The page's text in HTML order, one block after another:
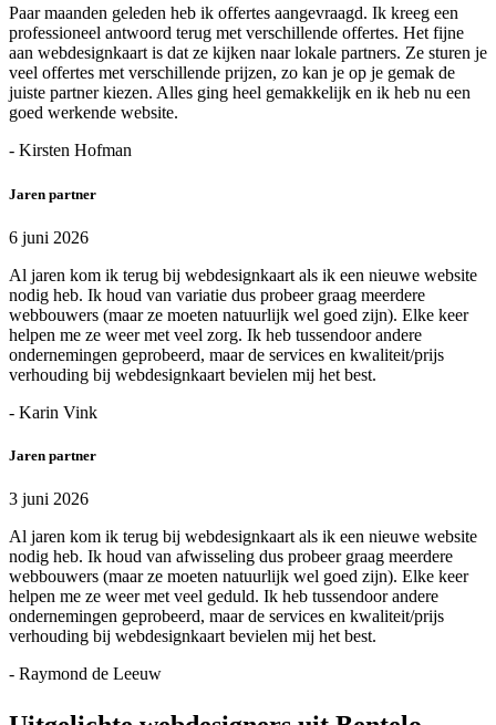
Paar maanden geleden heb ik offertes aangevraagd. Ik kreeg een
professioneel antwoord terug met verschillende offertes. Het fijne
aan webdesignkaart is dat ze kijken naar lokale partners. Ze sturen je
veel offertes met verschillende prijzen, zo kan je op je gemak de
juiste partner kiezen. Alles ging heel gemakkelijk en ik heb nu een
goed werkende website.
- Kirsten Hofman
Jaren partner
6 juni 2026
Al jaren kom ik terug bij webdesignkaart als ik een nieuwe website
nodig heb. Ik houd van variatie dus probeer graag meerdere
webbouwers (maar ze moeten natuurlijk wel goed zijn). Elke keer
helpen me ze weer met veel zorg. Ik heb tussendoor andere
ondernemingen geprobeerd, maar de services en kwaliteit/prijs
verhouding bij webdesignkaart bevielen mij het best.
- Karin Vink
Jaren partner
3 juni 2026
Al jaren kom ik terug bij webdesignkaart als ik een nieuwe website
nodig heb. Ik houd van afwisseling dus probeer graag meerdere
webbouwers (maar ze moeten natuurlijk wel goed zijn). Elke keer
helpen me ze weer met veel geduld. Ik heb tussendoor andere
ondernemingen geprobeerd, maar de services en kwaliteit/prijs
verhouding bij webdesignkaart bevielen mij het best.
- Raymond de Leeuw